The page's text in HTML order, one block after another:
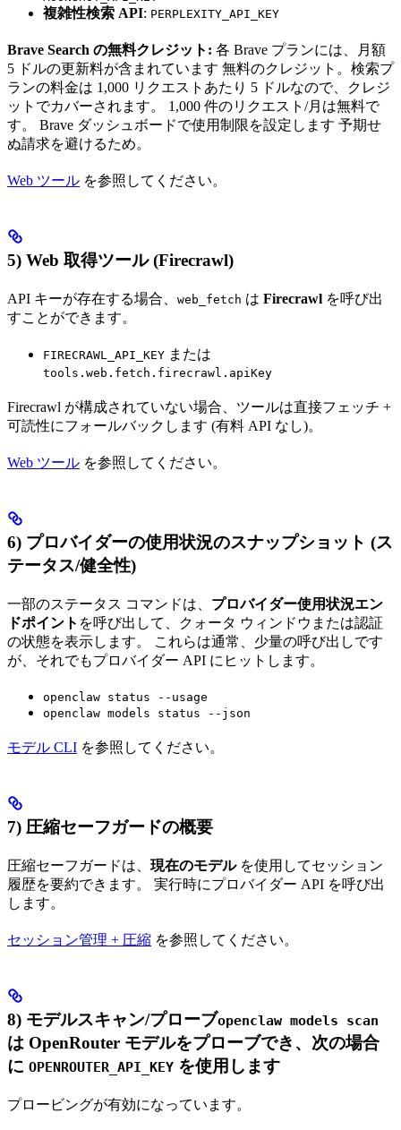
複雑性検索 API: PERPLEXITY_API_KEY
Brave Search の無料クレジット: 各 Brave プランには、月額
5 ドルの更新料が含まれています 無料のクレジット。検索プ
ランの料金は 1,000 リクエストあたり 5 ドルなので、クレジ
ットでカバーされます。 1,000 件のリクエスト/月は無料で
す。 Brave ダッシュボードで使用制限を設定します 予期せ
ぬ請求を避けるため。
Web ツール を参照してください。
5) Web 取得ツール (Firecrawl)
API キーが存在する場合、 web_fetch は Firecrawl を呼び出
すことができます。
FIRECRAWL_API_KEY または
tools.web.fetch.firecrawl.apiKey
Firecrawl が構成されていない場合、ツールは直接フェッチ +
可読性にフォールバックします (有料 API なし)。
Web ツール を参照してください。
6) プロバイダーの使用状況のスナップショット (ス
テータス/健全性)
一部のステータス コマンドは、 プロバイダー使用状況エン
ドポイント を呼び出して、クォータ ウィンドウまたは認証
の状態を表示します。 これらは通常、少量の呼び出しです
が、それでもプロバイダー API にヒットします。
openclaw status --usage
openclaw models status --json
モデル CLI を参照してください。
7) 圧縮セーフガードの概要
圧縮セーフガードは、 現在のモデルを使用してセッション
履歴を要約できます。 実行時にプロバイダー API を呼び出
します。
セッション管理 + 圧縮 を参照してください。
8) モデルスキャン/プローブopenclaw models scan
は OpenRouter モデルをプローブでき、次の場合
に OPENROUTER_API_KEY を使用します
プロービングが有効になっています。